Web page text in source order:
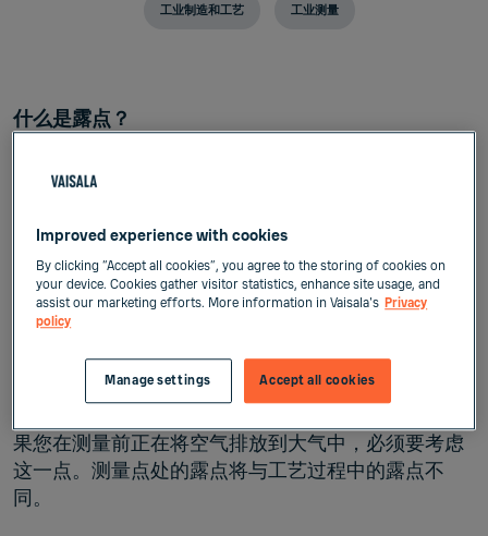
工业制造和工艺 工业测量
什么是露点？
气冷却到的温度。在任何温度下，都有空气可容纳的
增加更多水蒸汽将导致冷凝。
为什么水分带来问题？
加压空气中的冷凝会带来问题，因为它会导致管道堵
塞、机械故障、污染和冰冻。
压力对露点有什么影响？
果您在测量前正在将空气排放到大气中，必须要考虑
这一点。测量点处的露点将与工艺过程中的露点不
同。
Improved experience with cookies
By clicking “Accept all cookies”, you agree to the storing of cookies on
your device. Cookies gather visitor statistics, enhance site usage, and
assist our marketing efforts. More information in Vaisala's Privacy
policy
Accept all cookies
Manage settings